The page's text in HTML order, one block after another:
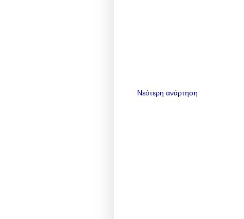
Νεότερη ανάρτηση